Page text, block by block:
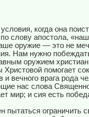
когда она
слову апостола,
оружие — это не
Нам нужно
оружием
помогает
вечного врага рода
нас слова
мир; и сия есть
пытаться ограничить